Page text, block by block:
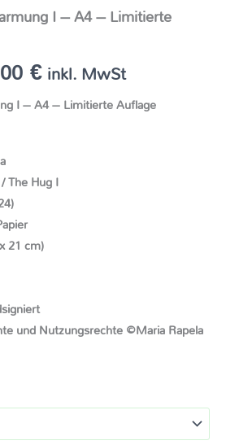
I – A4 – Limitierte
€inkl. MwSt
I – A4 – Limitierte Auflage
The Hug I
21 cm)
und Nutzungsrechte ©Maria Rapela